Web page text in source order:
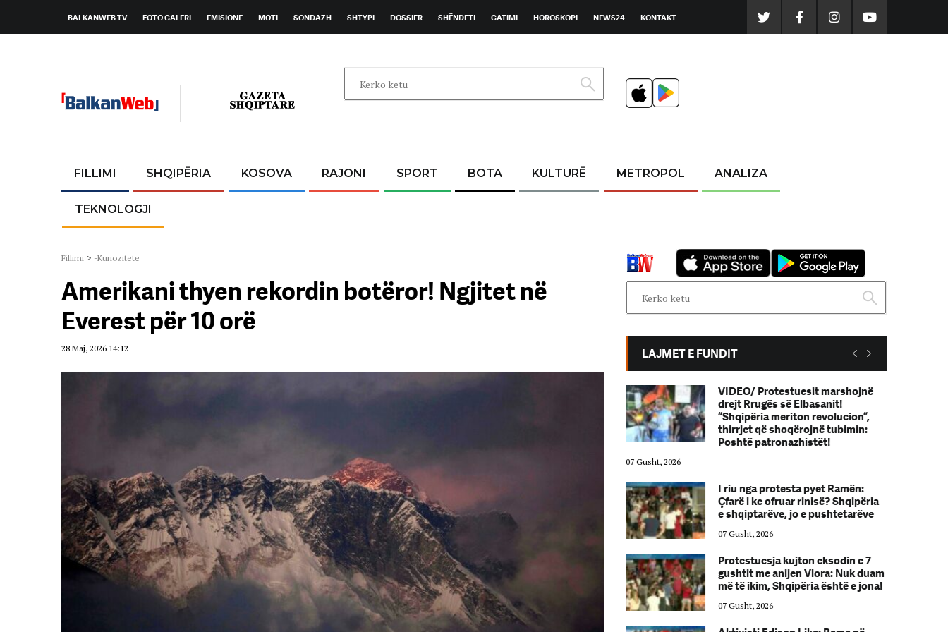
BALKANWEB TV FOTO GALERI EMISIONE MOTI SONDAZH SHTYPI DOSSIER SHËNDETI GATIMI HOROSKOPI NEWS24 KONTAKT
FILLIMI SHQIPËRIA KOSOVA RAJONI SPORT BOTA KULTURË METROPOL ANALIZA
TEKNOLOGJI
Fillimi > -Kuriozitete
Amerikani thyen rekordin botëror! Ngjitet në
Everest për 10 orë
28 Maj, 2026 14:12 LAJMET E FUNDIT
07 Gusht, 2026
Çfarë i ke ofruar rinisë? Shqipëria
e shqiptarëve, jo e pushtetarëve
Protestuesja kujton eksodin e 7
gushtit me anijen Vlora: Nuk duam
më të ikim, Shqipëria është e jona!
07 Gusht, 2026
VIDEO/ Protestuesit marshojnë
drejt Rrugës së Elbasanit!
“Shqipëria meriton revolucion”,
thirrjet që shoqërojnë tubimin:
Poshtë patronazhistët!
07 Gusht, 2026
I riu nga protesta pyet Ramën:
Çfarë i ke ofruar rinisë? Shqipëria
e shqiptarëve, jo e pushtetarëve
07 Gusht, 2026
Protestuesja kujton eksodin e 7
gushtit me anijen Vlora: Nuk duam
më të ikim, Shqipëria është e jona!
07 Gusht, 2026